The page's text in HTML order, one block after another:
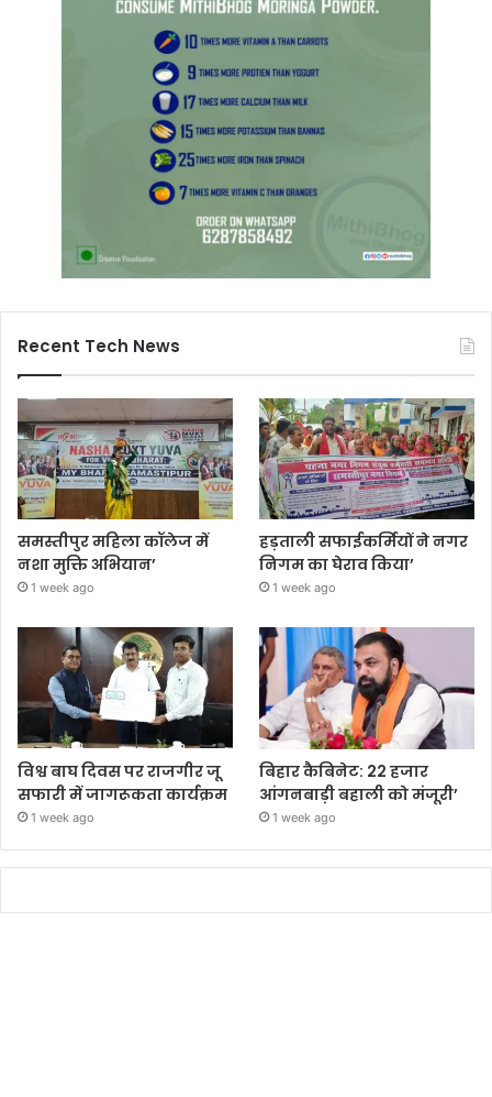
Recent Tech News
समस्तीपुर महिला कॉलेज में
नशा मुक्ति अभियान’
1 week ago
हड़ताली सफाईकर्मियों ने नगर
निगम का घेराव किया’
1 week ago
विश्व बाघ दिवस पर राजगीर जू
सफारी में जागरूकता कार्यक्रम
1 week ago
बिहार कैबिनेट: 22 हजार
आंगनबाड़ी बहाली को मंजूरी’
1 week ago